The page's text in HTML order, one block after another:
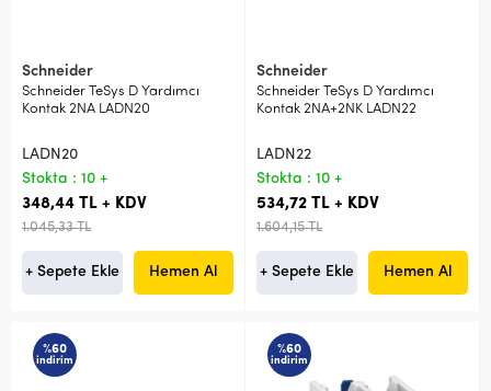
Schneider
Schneider TeSys D Yardımcı
Kontak 2NA LADN20
LADN20
Stokta : 10 +
348,44 TL + KDV
1.045,33 TL
+ Sepete Ekle Hemen Al
Schneider
Schneider TeSys D Yardımcı
Kontak 2NA+2NK LADN22
LADN22
Stokta : 10 +
534,72 TL + KDV
1.604,15 TL
+ Sepete Ekle Hemen Al
%60
indirim
%60
indirim